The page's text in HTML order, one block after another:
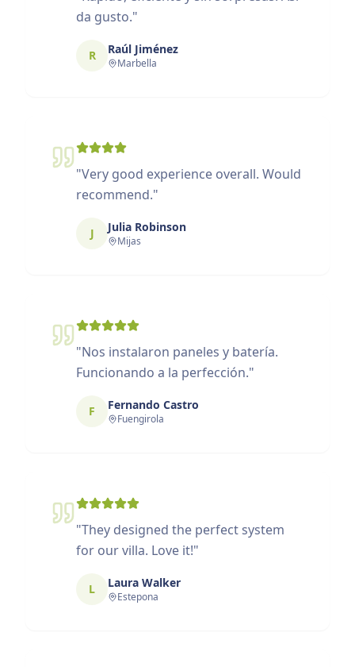
da gusto."
R Raúl Jiménez
Marbella
"Very good experience overall. Would
recommend."
J Julia Robinson
Mijas
"Nos instalaron paneles y batería.
Funcionando a la perfección."
F Fernando Castro
Fuengirola
"They designed the perfect system
for our villa. Love it!"
L Laura Walker
Estepona